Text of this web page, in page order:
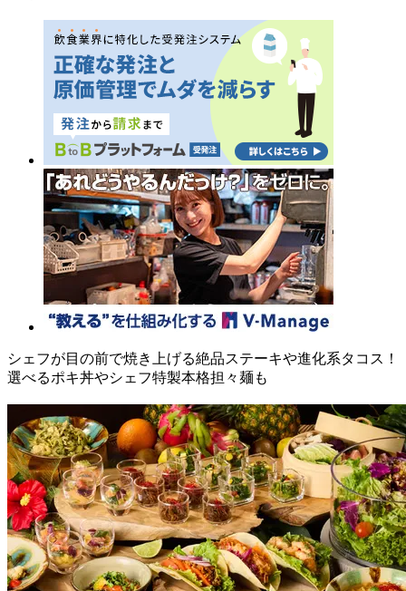
シェフが目の前で焼き上げる絶品ステーキや進化系タコス！
選べるポキ丼やシェフ特製本格担々麺も